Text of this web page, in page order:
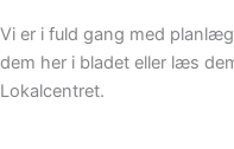
Vi er i fuld gang med
dem her i bladet eller læs
Lokalcentret.